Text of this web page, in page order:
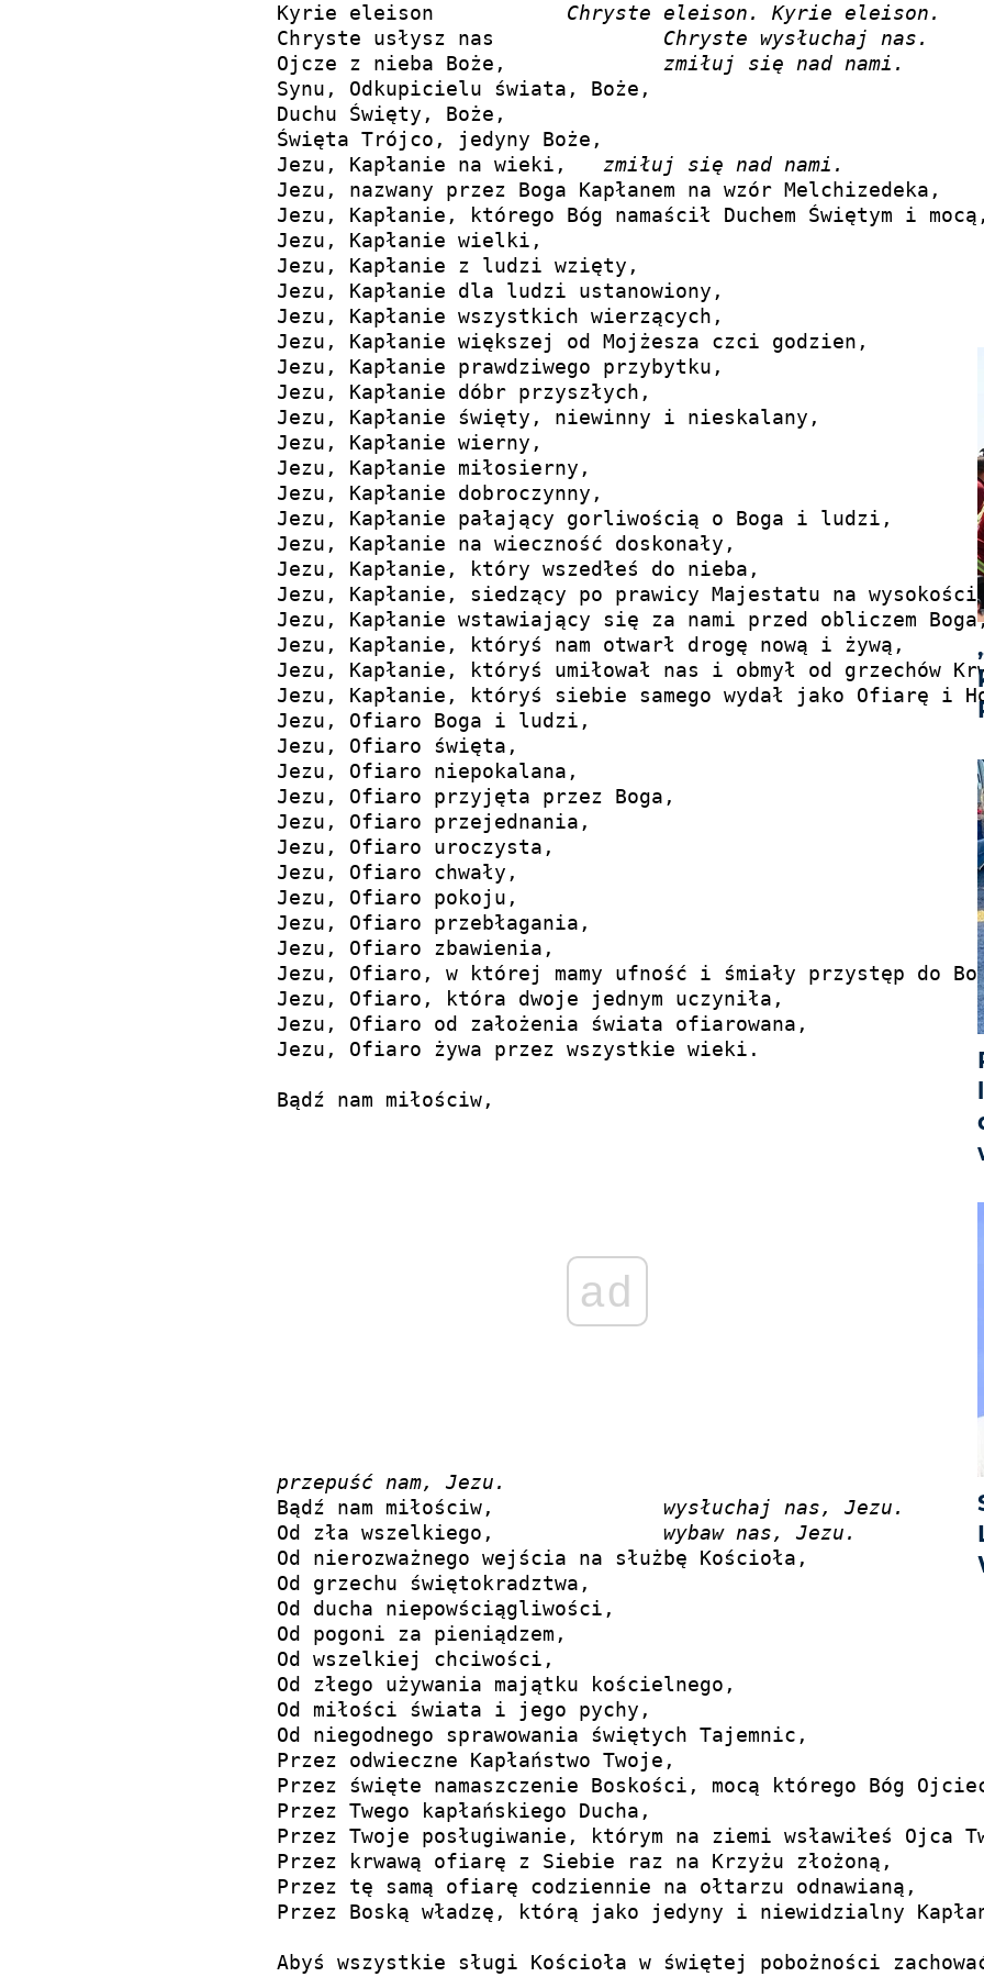
Chryste eleison. Kyrie eleison.
Chryste wysłuchaj nas.
zmiłuj się nad nami.
Synu, Odkupicielu świata, Boże,
Duchu Święty, Boże,
Święta Trójco, jedyny Boże,
Jezu, Kapłanie na wieki, zmiłuj się nad nami.
Jezu, nazwany przez Boga Kapłanem na wzór Melchizedeka,
Jezu, Kapłanie, którego Bóg namaścił Duchem Świętym i
Jezu, Kapłanie wielki,
Jezu, Kapłanie z ludzi wzięty,
Jezu, Kapłanie dla ludzi ustanowiony,
Jezu, Kapłanie wszystkich wierzących,
Jezu, Kapłanie większej od Mojżesza czci godzien,
Jezu, Kapłanie prawdziwego przybytku,
Jezu, Kapłanie dóbr przyszłych,
Jezu, Kapłanie święty, niewinny i nieskalany,
Jezu, Kapłanie wierny,
Jezu, Kapłanie miłosierny,
Jezu, Kapłanie dobroczynny,
Jezu, Kapłanie pałający gorliwością o Boga i ludzi,
Jezu, Kapłanie na wieczność doskonały,
Jezu, Kapłanie, który wszedłeś do nieba,
Jezu, Kapłanie, siedzący po prawicy Majestatu na
Jezu, Kapłanie wstawiający się za nami przed obliczem
Jezu, Kapłanie, któryś nam otwarł drogę nową i żywą,
Jezu, Kapłanie, któryś umiłował nas i obmył od grzechów
Jezu, Kapłanie, któryś siebie samego wydał jako Ofiarę i
Jezu, Ofiaro Boga i ludzi,
Jezu, Ofiaro święta,
Jezu, Ofiaro niepokalana,
Jezu, Ofiaro przyjęta przez Boga,
Jezu, Ofiaro przejednania,
Jezu, Ofiaro uroczysta,
Jezu, Ofiaro chwały,
Jezu, Ofiaro pokoju,
Jezu, Ofiaro przebłagania,
Jezu, Ofiaro zbawienia,
Jezu, Ofiaro, w której mamy ufność i śmiały przystęp do
Jezu, Ofiaro, która dwoje jednym uczyniła,
Jezu, Ofiaro od założenia świata ofiarowana,
Jezu, Ofiaro żywa przez wszystkie wieki.
ad
przepuść nam, Jezu.
wysłuchaj nas, Jezu.
wybaw nas, Jezu.
Od nierozważnego wejścia na służbę Kościoła,
Od grzechu świętokradztwa,
Od ducha niepowściągliwości,
Od pogoni za pieniądzem,
Od wszelkiej chciwości,
Od złego używania majątku kościelnego,
Od miłości świata i jego pychy,
Od niegodnego sprawowania świętych Tajemnic,
Przez odwieczne Kapłaństwo Twoje,
Przez święte namaszczenie Boskości, mocą którego Bóg
Przez Twego kapłańskiego Ducha,
Przez Twoje posługiwanie, którym na ziemi wsławiłeś Ojca
Przez krwawą ofiarę z Siebie raz na Krzyżu złożoną,
Przez tę samą ofiarę codziennie na ołtarzu odnawianą,
Przez Boską władzę, którą jako jedyny i niewidzialny